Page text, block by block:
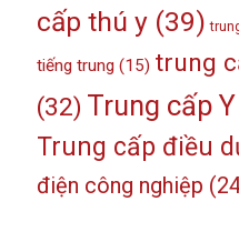
cấp thú y(39)
tiếng trung (15) trung
(32) Trung cấp
Trung cấp điều
điện công nghiệp